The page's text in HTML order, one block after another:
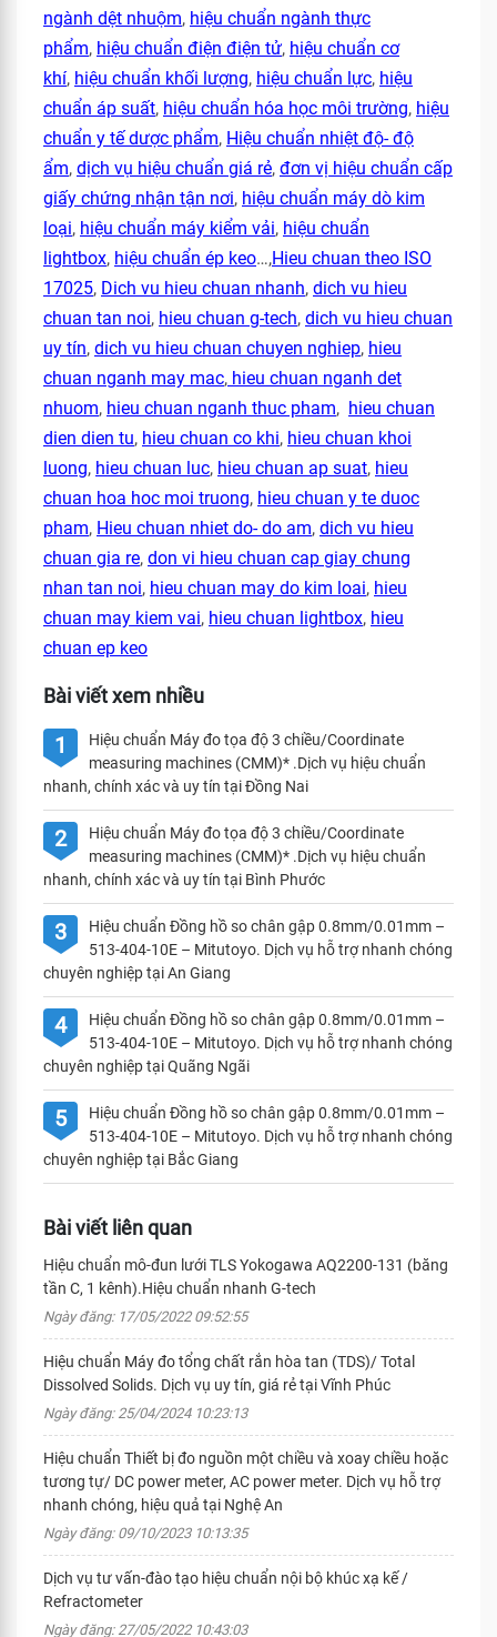
ngành dệt nhuộm, hiệu chuẩn ngành thực
phẩm, hiệu chuẩn điện điện tử, hiệu chuẩn cơ
khí, hiệu chuẩn khối lượng, hiệu chuẩn lực, hiệu
chuẩn áp suất, hiệu chuẩn hóa học môi trường, hiệu
chuẩn y tế dược phẩm, Hiệu chuẩn nhiệt độ- độ
ẩm, dịch vụ hiệu chuẩn giá rẻ, đơn vị hiệu chuẩn cấp
giấy chứng nhận tận nơi, hiệu chuẩn máy dò kim
loại, hiệu chuẩn máy kiểm vải, hiệu chuẩn
lightbox, hiệu chuẩn ép keo…,Hieu chuan theo ISO
17025, Dich vu hieu chuan nhanh, dich vu hieu
chuan tan noi, hieu chuan g-tech, dich vu hieu chuan
uy tín, dich vu hieu chuan chuyen nghiep, hieu
chuan nganh may mac, hieu chuan nganh det
nhuom, hieu chuan nganh thuc pham, hieu chuan
dien dien tu, hieu chuan co khi, hieu chuan khoi
luong, hieu chuan luc, hieu chuan ap suat, hieu
chuan hoa hoc moi truong, hieu chuan y te duoc
pham, Hieu chuan nhiet do- do am, dich vu hieu
chuan gia re, don vi hieu chuan cap giay chung
nhan tan noi, hieu chuan may do kim loai, hieu
chuan may kiem vai, hieu chuan lightbox, hieu
chuan ep keo
Bài viết xem nhiều
1
Hiệu chuẩn Máy đo tọa độ 3 chiều/Coordinate
measuring machines (CMM)* .Dịch vụ hiệu chuẩn
nhanh, chính xác và uy tín tại Đồng Nai
2
Hiệu chuẩn Máy đo tọa độ 3 chiều/Coordinate
measuring machines (CMM)* .Dịch vụ hiệu chuẩn
nhanh, chính xác và uy tín tại Bình Phước
3
Hiệu chuẩn Đồng hồ so chân gập 0.8mm/0.01mm –
513-404-10E – Mitutoyo. Dịch vụ hỗ trợ nhanh chóng
chuyên nghiệp tại An Giang
4
Hiệu chuẩn Đồng hồ so chân gập 0.8mm/0.01mm –
513-404-10E – Mitutoyo. Dịch vụ hỗ trợ nhanh chóng
chuyên nghiệp tại Quãng Ngãi
5
Hiệu chuẩn Đồng hồ so chân gập 0.8mm/0.01mm –
513-404-10E – Mitutoyo. Dịch vụ hỗ trợ nhanh chóng
chuyên nghiệp tại Bắc Giang
Bài viết liên quan
Hiệu chuẩn mô-đun lưới TLS Yokogawa AQ2200-131 (băng
tần C, 1 kênh).Hiệu chuẩn nhanh G-tech
Ngày đăng: 17/05/2022 09:52:55
Hiệu chuẩn Máy đo tổng chất rắn hòa tan (TDS)/ Total
Dissolved Solids. Dịch vụ uy tín, giá rẻ tại Vĩnh Phúc
Ngày đăng: 25/04/2024 10:23:13
Hiệu chuẩn Thiết bị đo nguồn một chiều và xoay chiều hoặc
tương tự/ DC power meter, AC power meter. Dịch vụ hỗ trợ
nhanh chóng, hiệu quả tại Nghệ An
Ngày đăng: 09/10/2023 10:13:35
Dịch vụ tư vấn-đào tạo hiệu chuẩn nội bộ khúc xạ kế /
Refractometer
Ngày đăng: 27/05/2022 10:43:03